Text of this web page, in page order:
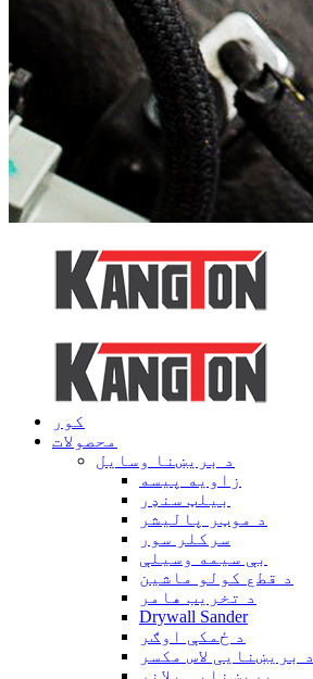
کور
محصولات
د بریښنا وسایل
زاویه پیسه
بیلټ سنډر
د موټر پالیشر
سرکلر سور
بې سیمه وسیلې
د قطع کولو ماشین
د تخریب هامر
Drywall Sander
د ځمکې اوګر
د بریښنایی لاس مکسر
بریښنایی پلانر